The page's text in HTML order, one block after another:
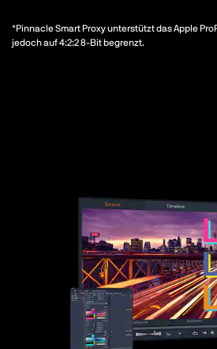
*Pinnacle Smart Proxy unterstützt das Apple
jedoch auf 4:2:2 8-Bit begrenzt.